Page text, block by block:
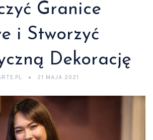
Granice
i Stworzyć
Dekorację
21 MAJA 2021